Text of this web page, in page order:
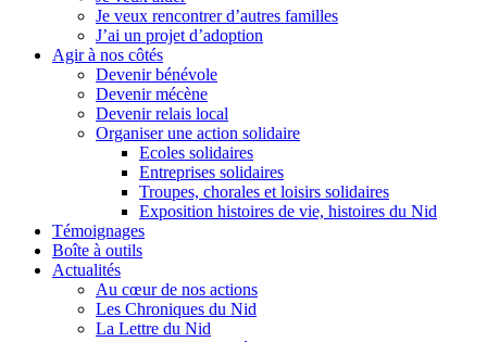
Je veux rencontrer d’autres familles
J’ai un projet d’adoption
Agir à nos côtés
Devenir bénévole
Devenir mécène
Devenir relais local
Organiser une action solidaire
Ecoles solidaires
Entreprises solidaires
Troupes, chorales et loisirs solidaires
Exposition histoires de vie, histoires du Nid
Témoignages
Boîte à outils
Actualités
Au cœur de nos actions
Les Chroniques du Nid
La Lettre du Nid